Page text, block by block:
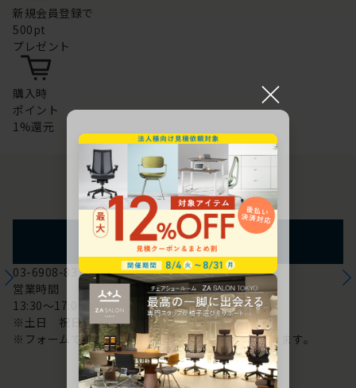
新規会員登録で
500pt
プレゼント
購入時
ポイント
1%還元
お問い合わせ
フォームからのお問い合わせ
03-6908-8370
営業時間
13:30～17:00
※土日 祝日は休み
※フォームでのお問い合わせは24時間対応しております。
×